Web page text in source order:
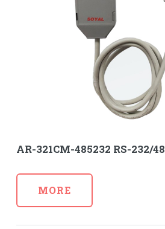
AR-321CM-485232 RS-232/
MORE